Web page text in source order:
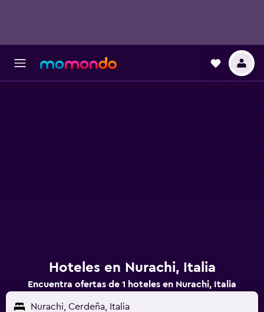
Hoteles en Nurachi, Italia
Encuentra ofertas de 1 hoteles en Nurachi, Italia
Nurachi, Cerdeña, Italia